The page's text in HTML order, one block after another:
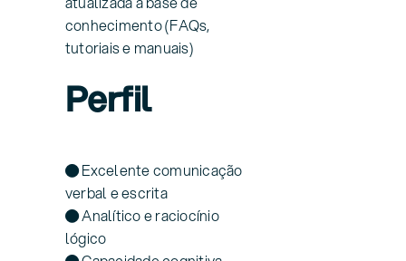
conhecimento (FAQs,
tutoriais e manuais)
Perfil
● Excelente comunicação
verbal e escrita
● Analítico e raciocínio
lógico